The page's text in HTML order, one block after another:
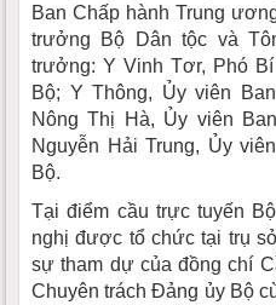
Ban Chấp hành Trung
trưởng Bộ Dân tộc và
trưởng: Y Vinh Tơr, Phó
Bộ; Y Thông, Ủy viên
Nông Thị Hà, Ủy viên
Nguyễn Hải Trung, Ủy
Bộ.
Tại điểm cầu trực tuyến
nghị được tổ chức tại trụ
sự tham dự của đồng chí
Chuyên trách Đảng ủy Bộ